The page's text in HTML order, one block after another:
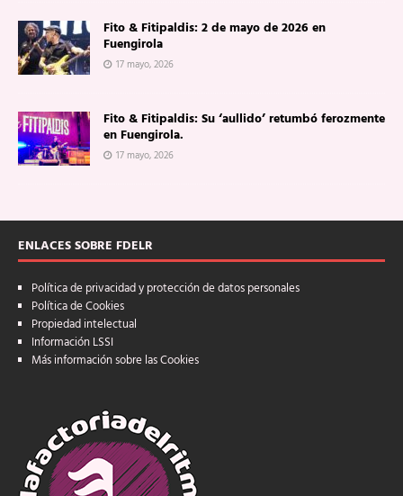
Fito & Fitipaldis: 2 de mayo de 2026 en
Fuengirola
17 mayo, 2026
Fito & Fitipaldis: Su ‘aullido’ retumbó ferozmente
en Fuengirola.
17 mayo, 2026
ENLACES SOBRE FDELR
Política de privacidad y protección de datos personales
Política de Cookies
Propiedad intelectual
Información LSSI
Más información sobre las Cookies